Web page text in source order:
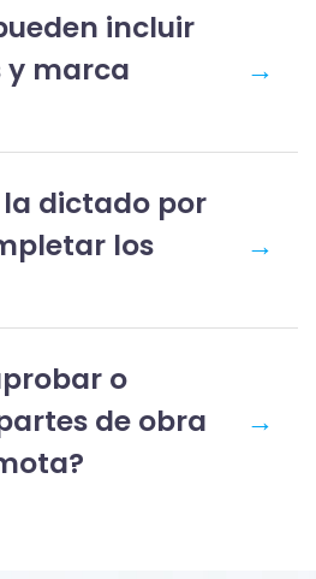
incluir
y marca
→
la dictado por
los
→
o
de obra
→